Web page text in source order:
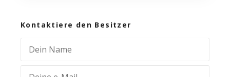
Kontaktiere den Besitzer